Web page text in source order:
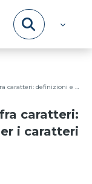
Unit 1 - Associazione fra caratteri: definizioni e misure per i caratteri statistici
caratteri:
i caratteri